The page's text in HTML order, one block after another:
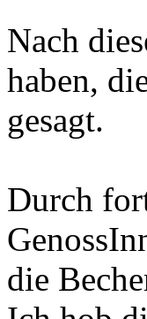
Nach
haben,
gesagt.
Durch
die